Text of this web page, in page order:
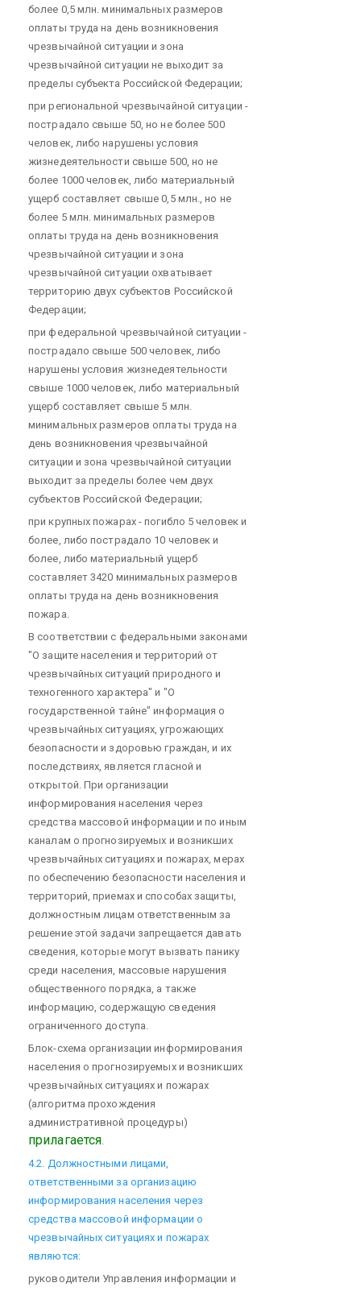
более 0,5 млн. минимальных размеров
оплаты труда на день возникновения
чрезвычайной ситуации и зона
чрезвычайной ситуации не выходит за
пределы субъекта Российской Федерации;
при региональной чрезвычайной ситуации -
пострадало свыше 50, но не более 500
человек, либо нарушены условия
жизнедеятельности свыше 500, но не
более 1000 человек, либо материальный
ущерб составляет свыше 0,5 млн., но не
более 5 млн. минимальных размеров
оплаты труда на день возникновения
чрезвычайной ситуации и зона
чрезвычайной ситуации охватывает
территорию двух субъектов Российской
Федерации;
при федеральной чрезвычайной ситуации -
пострадало свыше 500 человек, либо
нарушены условия жизнедеятельности
свыше 1000 человек, либо материальный
ущерб составляет свыше 5 млн.
минимальных размеров оплаты труда на
день возникновения чрезвычайной
ситуации и зона чрезвычайной ситуации
выходит за пределы более чем двух
субъектов Российской Федерации;
при крупных пожарах - погибло 5 человек и
более, либо пострадало 10 человек и
более, либо материальный ущерб
составляет 3420 минимальных размеров
оплаты труда на день возникновения
пожара.
В соответствии с федеральными законами
"О защите населения и территорий от
чрезвычайных ситуаций природного и
техногенного характера" и "О
государственной тайне" информация о
чрезвычайных ситуациях, угрожающих
безопасности и здоровью граждан, и их
последствиях, является гласной и
открытой. При организации
информирования населения через
средства массовой информации и по иным
каналам о прогнозируемых и возникших
чрезвычайных ситуациях и пожарах, мерах
по обеспечению безопасности населения и
территорий, приемах и способах защиты,
должностным лицам ответственным за
решение этой задачи запрещается давать
сведения, которые могут вызвать панику
среди населения, массовые нарушения
общественного порядка, а также
информацию, содержащую сведения
ограниченного доступа.
Блок-схема организации информирования
населения о прогнозируемых и возникших
чрезвычайных ситуациях и пожарах
(алгоритма прохождения
административной процедуры)
прилагается
4.2. Должностными лицами,
ответственными за организацию
информирования населения через
средства массовой информации о
чрезвычайных ситуациях и пожарах
являются:
руководители Управления информации и